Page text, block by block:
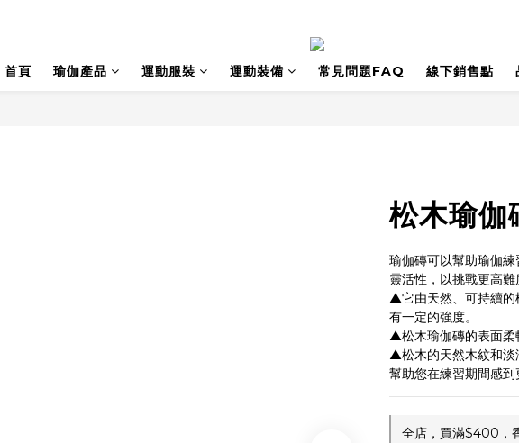
首頁 瑜伽產品 運動服裝 運動裝備 常見問題FAQ 線下銷售點
松木瑜伽
瑜伽磚可以幫助瑜伽
靈活性，以挑戰更高
▲它由天然、可持續的
有一定的強度。
▲松木瑜伽磚的表面柔
▲松木的天然木紋和淡
幫助您在練習期間感
全店，買滿$400，